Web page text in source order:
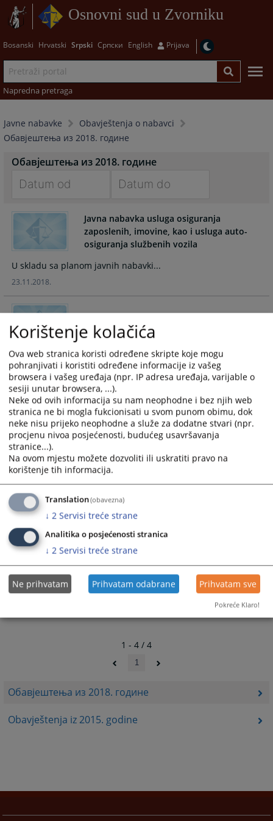
Osnovni sud u Zvorniku
Bosanski Hrvatski Srpski Српски English Prijava
Napredna pretraga
Javne nabavke
Obavještenja o nabavci
Обавјештења из 2018. године
Обавјештења из 2018. године
Obavještenja iz 2015. godine
Обавјештења из 2018. године
forward
interact
the
calendar
and
select
a
date.
Press
the
question
mark
key
to
get
the
keyboard
shortcuts
for
changing
dates.
forward
to
interact
the
and
select
a
date.
Press
the
question
mark
key
to
get
keyboard
shortcuts
for
changing
dates.
Javna nabavka usluga osiguranja
zaposlenih, imovine, kao i usluga auto-
osiguranja službenih vozila
U skladu sa planom javnih nabavki...
23.11.2018.
Nabavka kancelarijskog materijala
Javna nabavka kancelarijskog materijala.
18.09.2018.
Dodjela ugovora u postupku nabavke
motornih goriva
U postupku...
20.07.2018.
Nabavka motorih goriva
Shodno ukazanim potrebama i planiranim sredstvima.
1 - 4 / 4
1
Korištenje kolačića
Ova web stranica koristi određene skripte koje mogu
pohranjivati i koristiti određene informacije iz vašeg
browsera i vašeg uređaja (npr. IP adresa uređaja, varijable o
sesiji unutar browsera, ...).
Neke od ovih informacija su nam neophodne i bez njih web
stranica ne bi mogla fukcionisati u svom punom obimu, dok
neke nisu prijeko neophodne a služe za dodatne stvari (npr.
procjenu nivoa posjećenosti, budućeg usavršavanja
stranice...).
Na ovom mjestu možete dozvoliti ili uskratiti pravo na
korištenje tih informacija.
Translation(obavezna)
↓ 2 Servisi treće strane
Analitika o posjećenosti stranica
↓ 2 Servisi treće strane
Ne prihvatam Prihvatam odabrane Prihvatam sve
Pokreće Klaro!